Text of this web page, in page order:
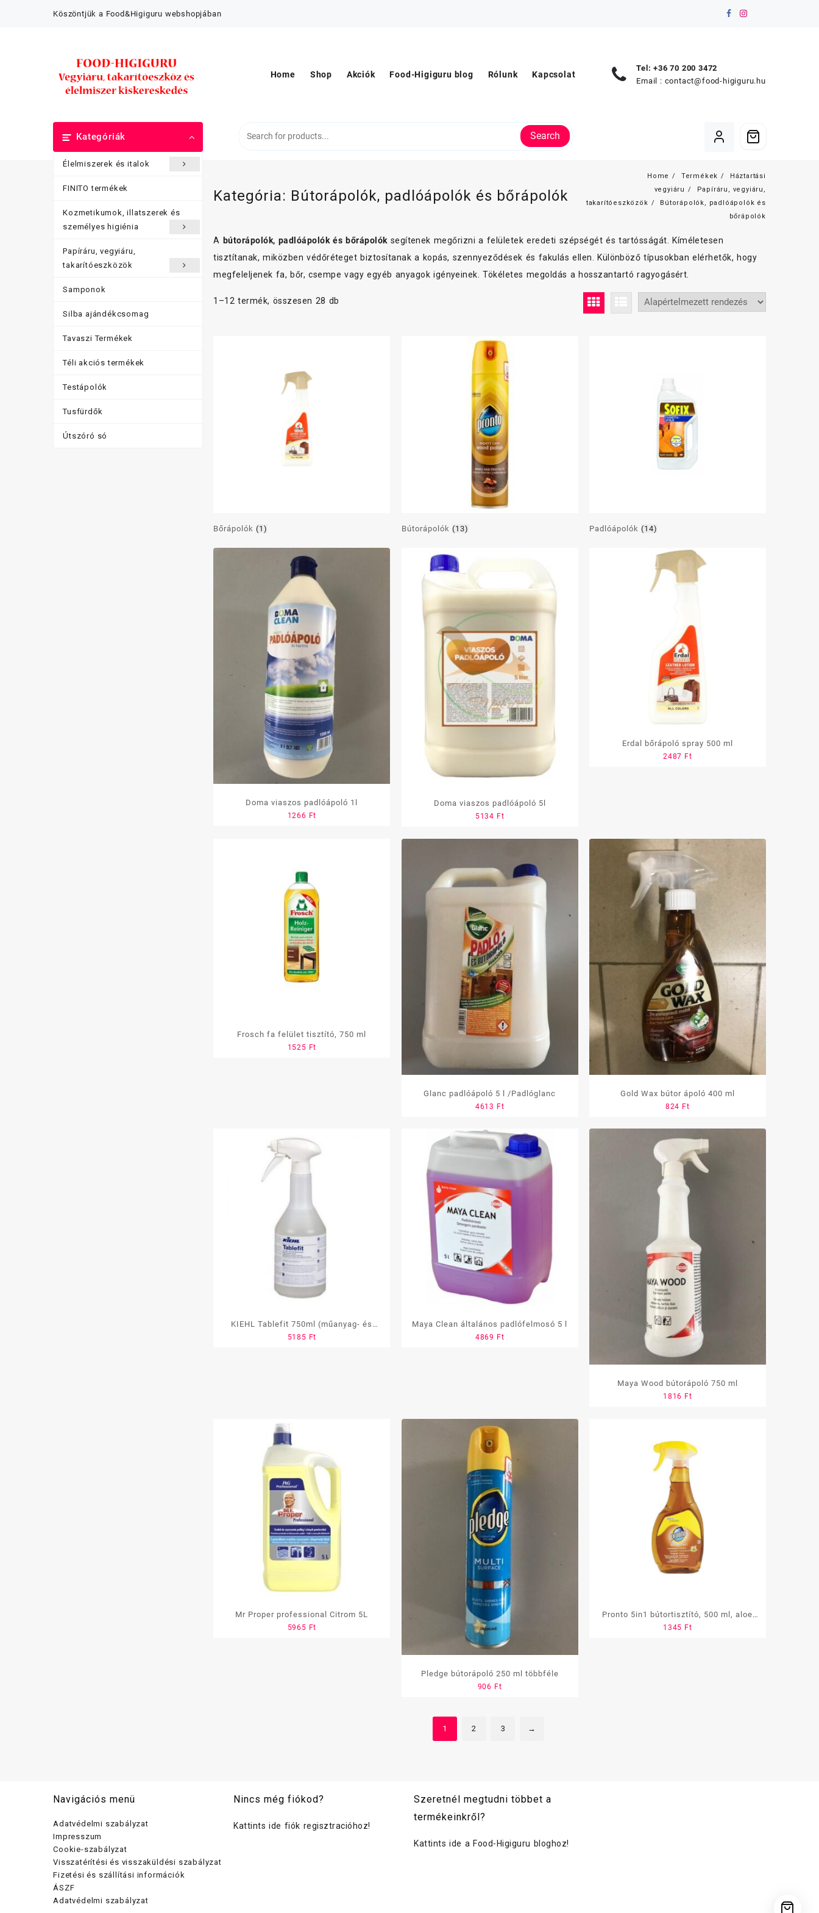
Köszöntjük a Food&Higiguru webshopjában
Home Shop Akciók Food-Higiguru blog Rólunk Kapcsolat
Tel: +36 70 200 3472
Email : contact@food-higiguru.hu
Kategóriák
Élelmiszerek és italok
FINITO termékek
Kozmetikumok, illatszerek és
személyes higiénia
Papíráru, vegyiáru,
takarítóeszközök
Samponok
Silba ajándékcsomag
Tavaszi Termékek
Téli akciós termékek
Testápolók
Tusfürdők
Útszóró só
Search
Kategória: Bútorápolók, padlóápolók és bőrápolók
Home Termékek
Háztartási
vegyiáru
Papíráru, vegyiáru,
takarítóeszközök
Bútorápolók, padlóápolók és
bőrápolók
A bútorápolók, padlóápolók és bőrápolók segítenek megőrizni a felületek eredeti szépségét és tartósságát. Kíméletesen
tisztítanak, miközben védőréteget biztosítanak a kopás, szennyeződések és fakulás ellen. Különböző típusokban elérhetők, hogy
megfeleljenek fa, bőr, csempe vagy egyéb anyagok igényeinek. Tökéletes megoldás a hosszantartó ragyogásért.
1–12 termék, összesen 28 db
Bőrápolók(1) Bútorápolók (13) Padlóápolók (14)
Doma viaszos padlóápoló 1l
1266 Ft
Doma viaszos padlóápoló 5l
5134 Ft
Erdal bőrápoló spray 500 ml
2487 Ft
Frosch fa felület tisztító, 750 ml
1525 Ft
Glanc padlóápoló 5 l /Padlóglanc
4613 Ft
Gold Wax bútor ápoló 400 ml
824 Ft
KIEHL Tablefit 750ml (műanyag- és
íróasztal tisztítószer)
5185 Ft
Maya Clean általános padlófelmosó 5 l
4869 Ft
Maya Wood bútorápoló 750 ml
1816 Ft
Mr Proper professional Citrom 5L
5965 Ft
Pledge bútorápoló 250 ml többféle
906 Ft
Pronto 5in1 bútortisztító, 500 ml, aloe
vera, wood, szórófejes
1345 Ft
1 2 3 →
Navigációs menü
Adatvédelmi szabályzat
Impresszum
Cookie-szabályzat
Visszatérítési és visszaküldési szabályzat
Fizetési és szállítási információk
ÁSZF
Adatvédelmi szabályzat
Nincs még fiókod?
Kattints ide fiók regisztracióhoz!
Szeretnél megtudni többet a
termékeinkről?
Kattints ide a Food-Higiguru bloghoz!